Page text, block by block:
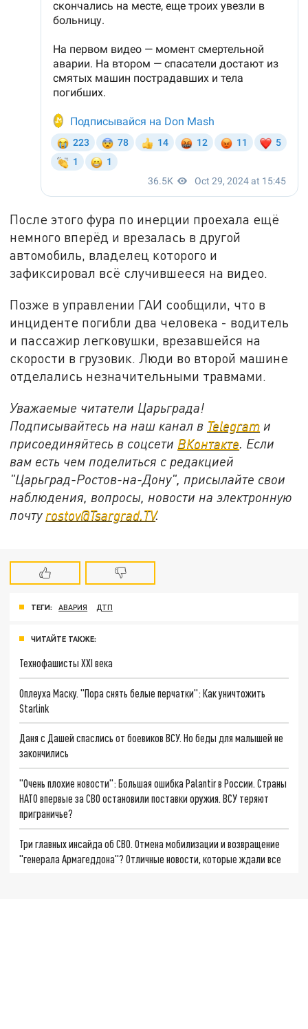
После этого фура по инерции проехала ещё
немного вперёд и врезалась в другой
автомобиль, владелец которого и
зафиксировал всё случившееся на видео.
Позже в управлении ГАИ сообщили, что в
инциденте погибли два человека - водитель
и пассажир легковушки, врезавшейся на
скорости в грузовик. Люди во второй машине
отделались незначительными травмами.
Уважаемые читатели Царьграда!
Подписывайтесь на наш канал в Telegram и
присоединяйтесь в соцсети ВКонтакте . Если
вам есть чем поделиться с редакцией
"Царьград-Ростов-на-Дону", присылайте свои
наблюдения, вопросы, новости на электронную
почту rostov@Tsargrad.ТV.
ТЕГИ: АВАРИЯ ДТП
ЧИТАЙТЕ ТАКЖЕ:
Технофашисты XXI века
Оплеуха Маску. "Пора снять белые перчатки": Как уничтожить
Starlink
Даня с Дашей спаслись от боевиков ВСУ. Но беды для малышей не
закончились
"Очень плохие новости": Большая ошибка Palantir в России. Страны
НАТО впервые за СВО остановили поставки оружия. ВСУ теряют
приграничье?
Три главных инсайда об СВО. Отмена мобилизации и возвращение
"генерала Армагеддона"? Отличные новости, которые ждали все